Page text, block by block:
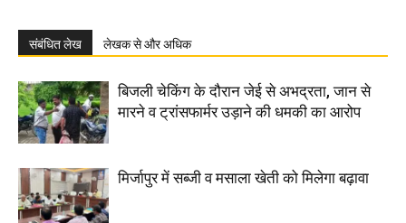
संबंधित लेख लेखक से और अधिक
बिजली चेकिंग के दौरान जेई से अभद्रता, जान से
मारने व ट्रांसफार्मर उड़ाने की धमकी का आरोप
मिर्जापुर में सब्जी व मसाला खेती को मिलेगा बढ़ावा